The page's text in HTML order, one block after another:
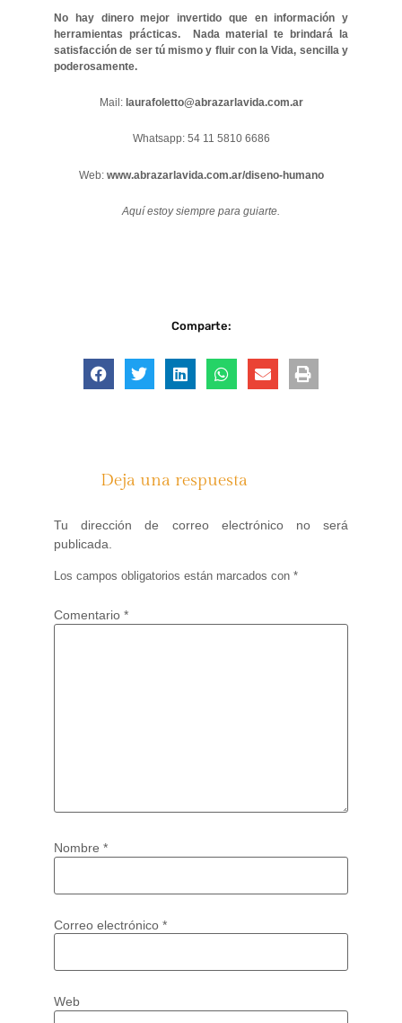
No hay dinero mejor invertido que en información y
herramientas prácticas. Nada material te brindará la
satisfacción de ser tú mismo y fluir con la Vida, sencilla y
poderosamente.
Mail: laurafoletto@abrazarlavida.com.ar
Whatsapp: 54 11 5810 6686
Web: www.abrazarlavida.com.ar/diseno-humano
Aquí estoy siempre para guiarte.
Comparte:
Deja una respuesta
Tu dirección de correo electrónico no será
publicada.
Los campos obligatorios están marcados con *
Comentario *
Nombre *
Correo electrónico *
Web